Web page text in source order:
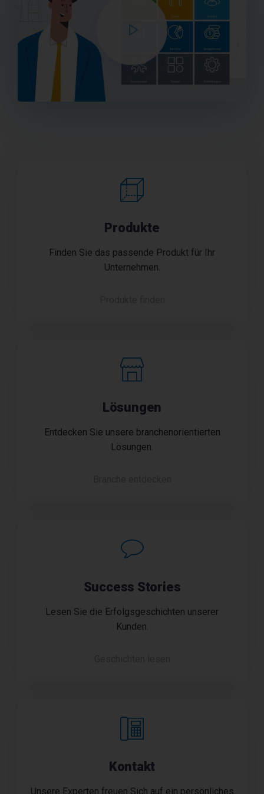
Produkte
Finden Sie das passende Produkt für Ihr
Unternehmen.
Lösungen
Entdecken Sie unsere branchenorientierten
Lösungen.
Success Stories
Lesen Sie die Erfolgsgeschichten unserer
Kunden.
Kontakt
Unsere Experten freuen Sich auf ein persönliches